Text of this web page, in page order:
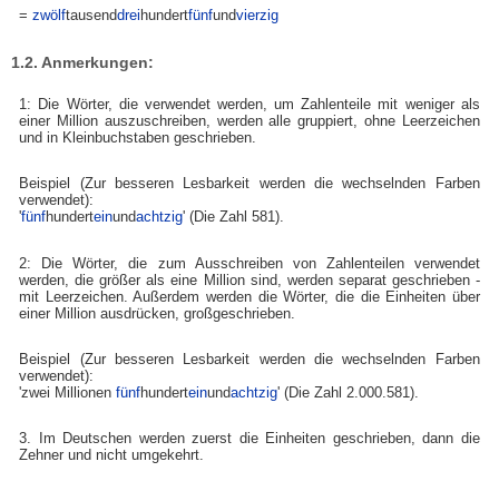
=zwölftausenddrei hundertfünfundvierzig
1.2. Anmerkungen:
1: Die Wörter, die verwendet werden, um Zahlenteile mit weniger als
einer Million auszuschreiben, werden alle gruppiert, ohne Leerzeichen
und in Kleinbuchstaben geschrieben.
Beispiel (Zur besseren Lesbarkeit werden die wechselnden Farben
verwendet):
'fünfhunderteinundachtzig' (Die Zahl 581).
2: Die Wörter, die zum Ausschreiben von Zahlenteilen verwendet
werden, die größer als eine Million sind, werden separat geschrieben -
mit Leerzeichen. Außerdem werden die Wörter, die die Einheiten über
einer Million ausdrücken, großgeschrieben.
Beispiel (Zur besseren Lesbarkeit werden die wechselnden Farben
verwendet):
'zwei Millionenfünfhunderteinundachtzig' (Die Zahl 2.000.581).
3. Im Deutschen werden zuerst die Einheiten geschrieben, dann die
Zehner und nicht umgekehrt.